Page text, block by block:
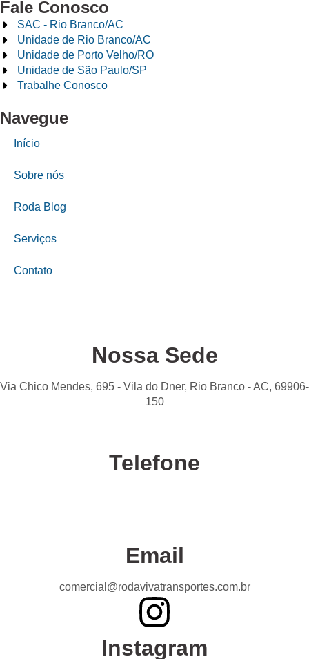
Fale Conosco
SAC - Rio Branco/AC
Unidade de Rio Branco/AC
Unidade de Porto Velho/RO
Unidade de São Paulo/SP
Trabalhe Conosco
Navegue
Início
Sobre nós
Roda Blog
Serviços
Contato
Nossa Sede
Via Chico Mendes, 695 - Vila do Dner, Rio Branco - AC, 69906-
150
Telefone
Email
comercial@rodavivatransportes.com.br
Instagram